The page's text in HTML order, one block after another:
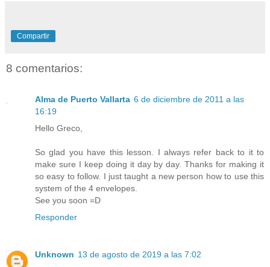
Compartir
8 comentarios:
Alma de Puerto Vallarta 6 de diciembre de 2011 a las
16:19
Hello Greco,
So glad you have this lesson. I always refer back to it to
make sure I keep doing it day by day. Thanks for making it
so easy to follow. I just taught a new person how to use this
system of the 4 envelopes.
See you soon =D
Responder
Unknown 13 de agosto de 2019 a las 7:02